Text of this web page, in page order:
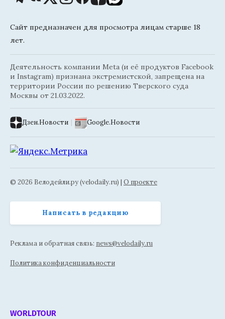
Сайт предназначен для просмотра лицам старше 18
лет.
Деятельность компании Meta (и её продуктов Facebook
и Instagram) признана экстремистской, запрещена на
территории России по решению Тверского суда
Москвы от 21.03.2022.
Дзен.Новости | Google.Новости
© 2026 Велодейли.ру (velodaily.ru) | О проекте
Написать в редакцию
Реклама и обратная связь: news@velodaily.ru
Политика конфиденциальности
WORLDTOUR